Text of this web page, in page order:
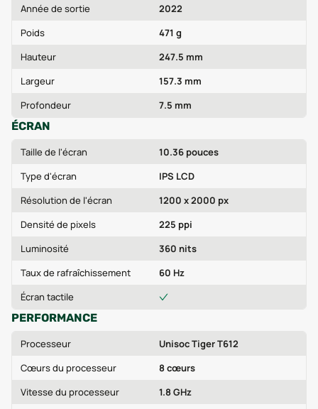
Année de sortie
2022
Poids
471 g
Hauteur
247.5 mm
Largeur
157.3 mm
Profondeur
7.5 mm
ÉCRAN
Taille de l'écran
10.36 pouces
Type d'écran
IPS LCD
Résolution de l'écran
1200 x 2000 px
Densité de pixels
225 ppi
Luminosité
360 nits
Taux de rafraîchissement
60 Hz
Écran tactile
PERFORMANCE
Processeur
Unisoc Tiger T612
Cœurs du processeur
8 cœurs
Vitesse du processeur
1.8 GHz